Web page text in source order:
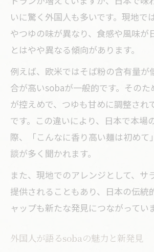
いに驚く外国人も多いです。現地で
やつゆの味が異なり、食感や風味が
とはやや異なる傾向があります。
例えば、欧米ではそば粉の含有量が
合が高いsobaが一般的です。そのた
が控えめで、つゆも甘めに調整され
です。この違いにより、日本で本場
際、「こんなに香り高い麺は初めて
談が多く聞かれます。
また、現地でのアレンジとして、サ
提供されることもあり、日本の伝統
ャップも新たな発見につながってい
外国人が語るsobaの魅力と新発見